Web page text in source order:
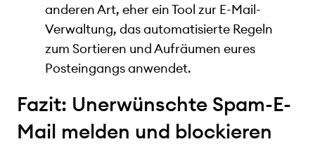
anderen Art, eher ein Tool zur E-Mail-
Verwaltung, das automatisierte Regeln
zum Sortieren und Aufräumen eures
Posteingangs anwendet.
Fazit: Unerwünschte Spam-E-
Mail melden und blockieren